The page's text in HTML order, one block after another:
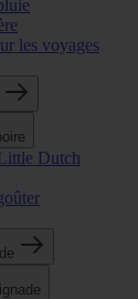
les voyages
Dutch